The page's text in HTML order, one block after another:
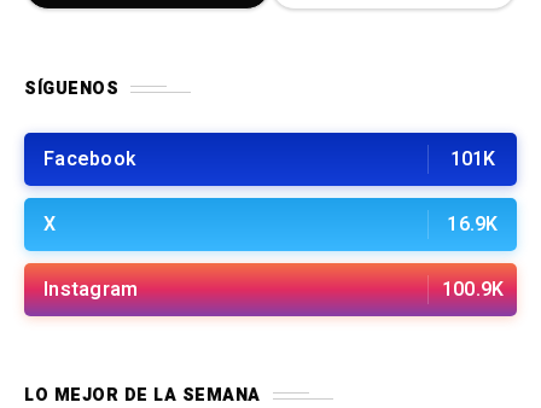
SÍGUENOS
Facebook 101K
X 16.9K
Instagram 100.9K
LO MEJOR DE LA SEMANA